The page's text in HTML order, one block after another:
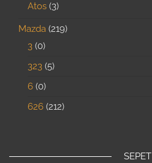
Atos 3
Mazda 219
3 0
323 5
6 0
626 212
SEPET